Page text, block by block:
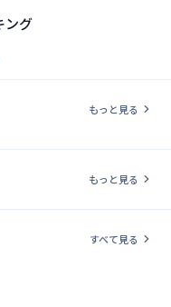
ング
もっと見る chevron_right
もっと見る chevron_right
すべて見る chevron_right